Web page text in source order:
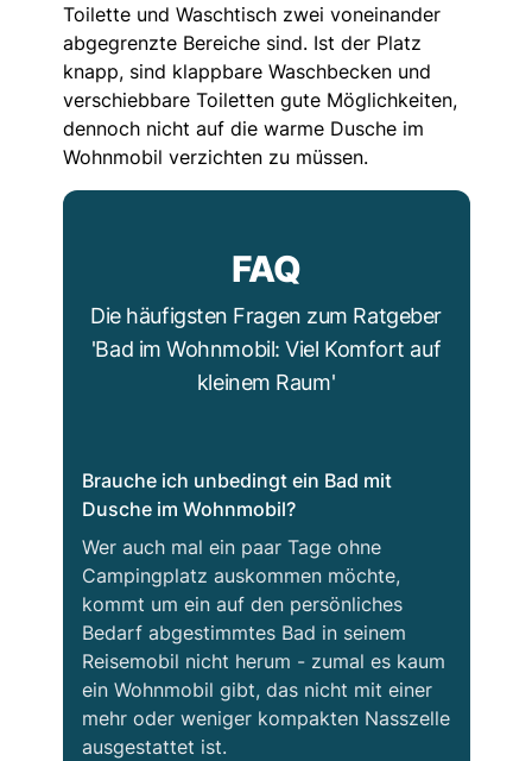
Toilette und Waschtisch zwei voneinander
abgegrenzte Bereiche sind. Ist der Platz
knapp, sind klappbare Waschbecken und
verschiebbare Toiletten gute Möglichkeiten,
dennoch nicht auf die warme Dusche im
Wohnmobil verzichten zu müssen.
FAQ
Die häufigsten Fragen zum Ratgeber
'Bad im Wohnmobil: Viel Komfort auf
kleinem Raum'
Brauche ich unbedingt ein Bad mit
Dusche im Wohnmobil?
Wer auch mal ein paar Tage ohne
Campingplatz auskommen möchte,
kommt um ein auf den persönliches
Bedarf abgestimmtes Bad in seinem
Reisemobil nicht herum - zumal es kaum
ein Wohnmobil gibt, das nicht mit einer
mehr oder weniger kompakten Nasszelle
ausgestattet ist.